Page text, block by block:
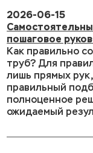
2026-06-15
пошаговое
Как правильно
труб? Для
лишь прямых
правильный
полноценное
ожидаемый